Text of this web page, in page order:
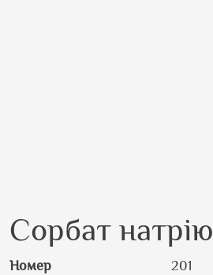
Сорбат натрію
Номер
201